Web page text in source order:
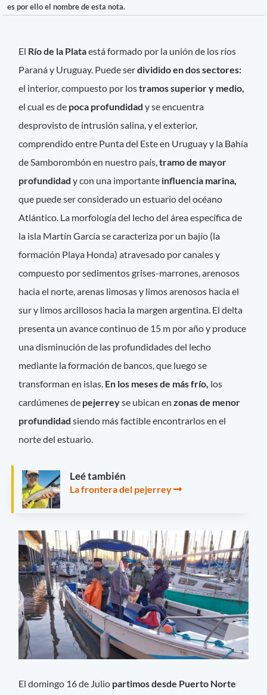
es por ello el nombre de esta nota.
El Río de la Plataestá formado por la unión de los ríos
Paraná y Uruguay. Puede serdividido en dos sectores:
el interior, compuesto por lostramos superior y medio,
el cual es de poca profundidady se encuentra
desprovisto de intrusión salina, y el exterior,
comprendido entre Punta del Este en Uruguay y la Bahía
de Samborombón en nuestro país,tramo de mayor
profundidady con una importante influencia marina,
que puede ser considerado un estuario del océano
Atlántico. La morfología del lecho del área específica de
la isla Martín García se caracteriza por un bajío (la
formación Playa Honda) atravesado por canales y
compuesto por sedimentos grises-marrones, arenosos
hacia el norte, arenas limosas y limos arenosos hacia el
sur y limos arcillosos hacia la margen argentina. El delta
presenta un avance continuo de 15 m por año y produce
una disminución de las profundidades del lecho
mediante la formación de bancos, que luego se
transforman en islas. En los meses de más frío, los
cardúmenes de pejerreyse ubican enzonas de menor
profundidad siendo más factible encontrarlos en el
norte del estuario.
Leé también
La frontera del pejerrey
El domingo 16 de Julio partimos desde Puerto Norte